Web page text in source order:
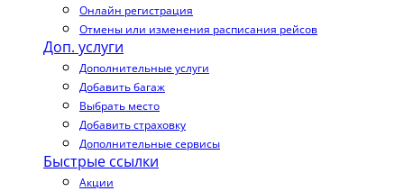
Онлайн регистрация
Отмены или изменения расписания рейсов
Доп. услуги
Дополнительные услуги
Добавить багаж
Выбрать место
Добавить страховку
Дополнительные сервисы
Быстрые ссылки
Акции